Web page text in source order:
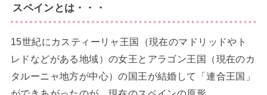
スペインとは・・・
15世紀にカスティーリャ王国（現在のマドリッドやト
レドなどがある地域）の女王とアラゴン王国（現在のカ
タルーニャ地方が中心）の国王が結婚して「連合王国」